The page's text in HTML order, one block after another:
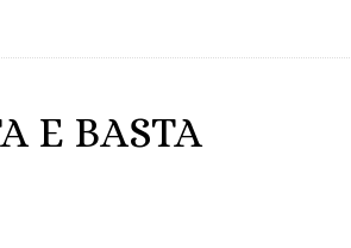
E BASTA